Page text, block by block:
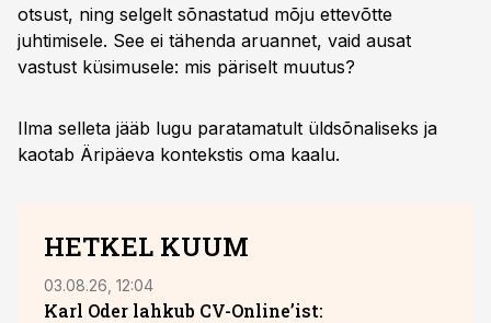
otsust, ning selgelt sõnastatud mõju ettevõtte
juhtimisele. See ei tähenda aruannet, vaid ausat
vastust küsimusele: mis päriselt muutus?
Ilma selleta jääb lugu paratamatult üldsõnaliseks ja
kaotab Äripäeva kontekstis oma kaalu.
HETKEL KUUM
03.08.26, 12:04
Karl Oder lahkub CV-Online’ist: